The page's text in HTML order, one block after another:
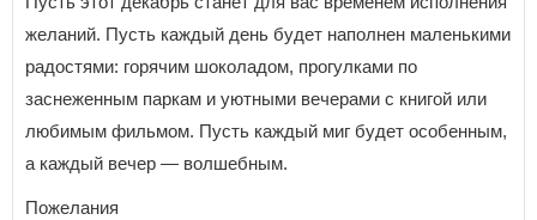
желаний. Пусть каждый день будет наполнен маленькими
радостями: горячим шоколадом, прогулками по
заснеженным паркам и уютными вечерами с книгой или
любимым фильмом. Пусть каждый миг будет особенным,
а каждый вечер — волшебным.
Пожелания